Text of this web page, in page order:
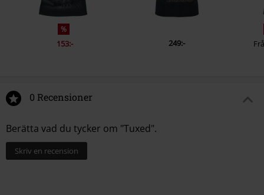
%
153:- 249:-
0 Recensioner
Berätta vad du tycker om "Tuxed".
Skriv en recension